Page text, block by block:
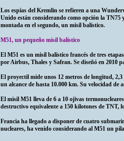
Los espías del Kremlin se refieren a una
Unido están considerando como opción la
montada en el segundo, un misil balístico.
M51, un pequeño misil balístico
El M51 es un misil balístico francés de tres
por Airbus, Thales y Safran. Se diseñó en 2010
El proyectil mide unos 12 metros de longitud,
un alcance de hasta 10.000 km. Su velocidad de
El misil M51 lleva de 6 a 10 ojivas
destructivo equivalente a 150 kilotones de TNT,
Francia ha llegado a disponer de cuatro
nucleares, ha venido considerando al M51 un